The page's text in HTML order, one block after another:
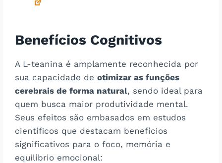
Benefícios Cognitivos
A L-teanina é amplamente reconhecida por
sua capacidade deotimizar as funções
cerebrais de forma natural, sendo ideal para
quem busca maior produtividade mental.
Seus efeitos são embasados em estudos
científicos que destacam benefícios
significativos para o foco, memória e
equilíbrio emocional: